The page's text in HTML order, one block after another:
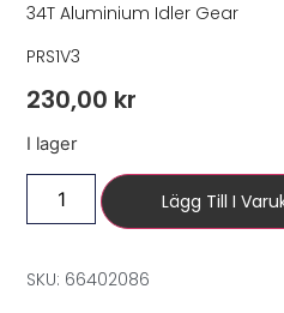
34T Aluminium Idler Gear
PRS1V3
230,00 kr
I lager
Lägg Till I
SKU: 66402086